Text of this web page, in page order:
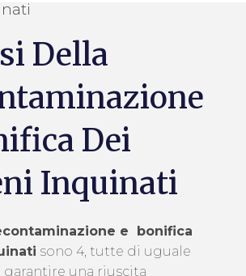
Della
Dei
Inquinati
e bonifica
sono 4, tutte di uguale
una riuscita